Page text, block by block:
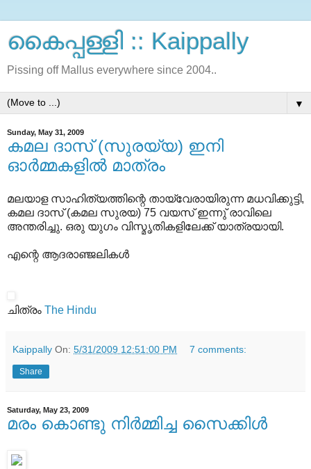
കൈപ്പള്ളി :: Kaippally
Pissing off Mallus everywhere since 2004..
▼
Sunday, May 31, 2009
കമല ദാസ് (സുരയ്യ) ഇനി
ഓർമ്മകളിൽ മാത്രം
മലയാള സാഹിത്യത്തിന്റെ തായ്‌‌വേരായിരുന്ന മധവിക്കുട്ടി,
കമല ദാസ് (കമല സുരയ) 75 വയസ് ഇന്നു് രാവിലെ
അന്തരിച്ചു. ഒരു യുഗം വിസ്മൃതികളിലേക്ക് യാത്രയായി.
എന്റെ ആദരാഞ്ജലികള്‍‌
ചിത്രം The Hindu
Kaippally On: 5/31/2009 12:51:00 PM 7 comments:
Share
Saturday, May 23, 2009
മരം കൊണ്ടു നിർമ്മിച്ച സൈക്കിൾ